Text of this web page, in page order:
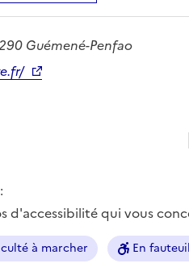
Guémené-Penfao
d'accessibilité qui vous
à marcher En